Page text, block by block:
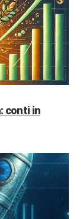
conti in